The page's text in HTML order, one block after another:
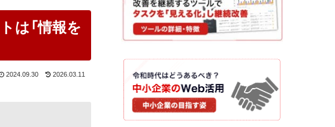
は「情報を
2024.09.30 2026.03.11